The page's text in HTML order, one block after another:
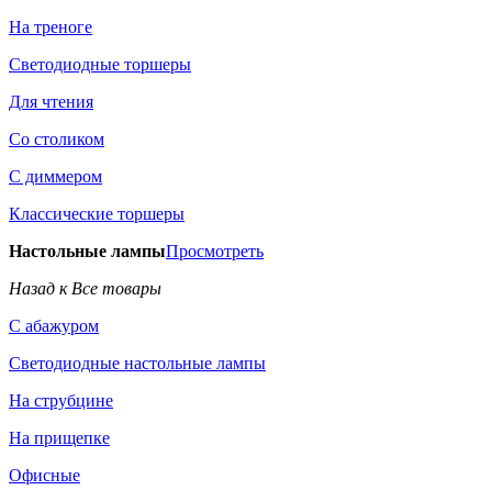
На треноге
Светодиодные торшеры
Для чтения
Со столиком
С диммером
Классические торшеры
Настольные лампыПросмотреть
Назад к Все товары
С абажуром
Светодиодные настольные лампы
На струбцине
На прищепке
Офисные